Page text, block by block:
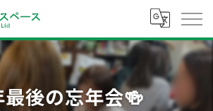
後の忘年会🍻